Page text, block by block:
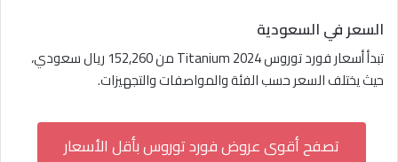
السعر في السعودية
تبدأ أسعار فورد توروس Titanium 2024 من 152,260 ريال سعودي،
حيث يختلف السعر حسب الفئة والمواصفات والتجهيزات.
تصفح أقوى عروض فورد توروس بأقل الأسعار